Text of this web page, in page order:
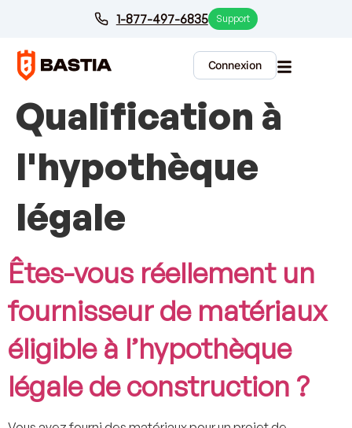
1-877-497-6835 Support
Connexion
Blog Category :
Qualification à
l'hypothèque
légale
Êtes-vous réellement un
fournisseur de matériaux
éligible à l’hypothèque
légale de construction ?